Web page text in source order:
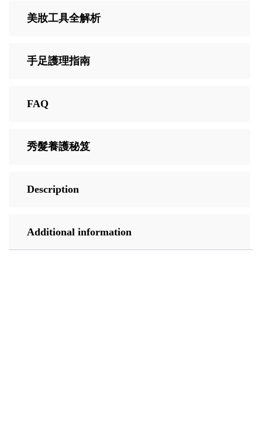
美妝工具全解析
手足護理指南
FAQ
秀髮養護秘笈
Description
Additional information